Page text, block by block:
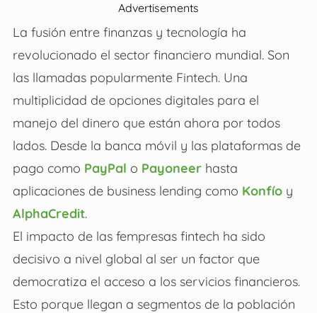
Advertisements
La fusión entre finanzas y tecnología ha
revolucionado el sector financiero mundial. Son
las llamadas popularmente Fintech. Una
multiplicidad de opciones digitales para el
manejo del dinero que están ahora por todos
lados. Desde la banca móvil y las plataformas de
pago como PayPal o Payoneerhasta
aplicaciones de business lending como Konfíoy
AlphaCredit.
El impacto de las fempresas fintech ha sido
decisivo a nivel global al ser un factor que
democratiza el acceso a los servicios financieros.
Esto porque llegan a segmentos de la población